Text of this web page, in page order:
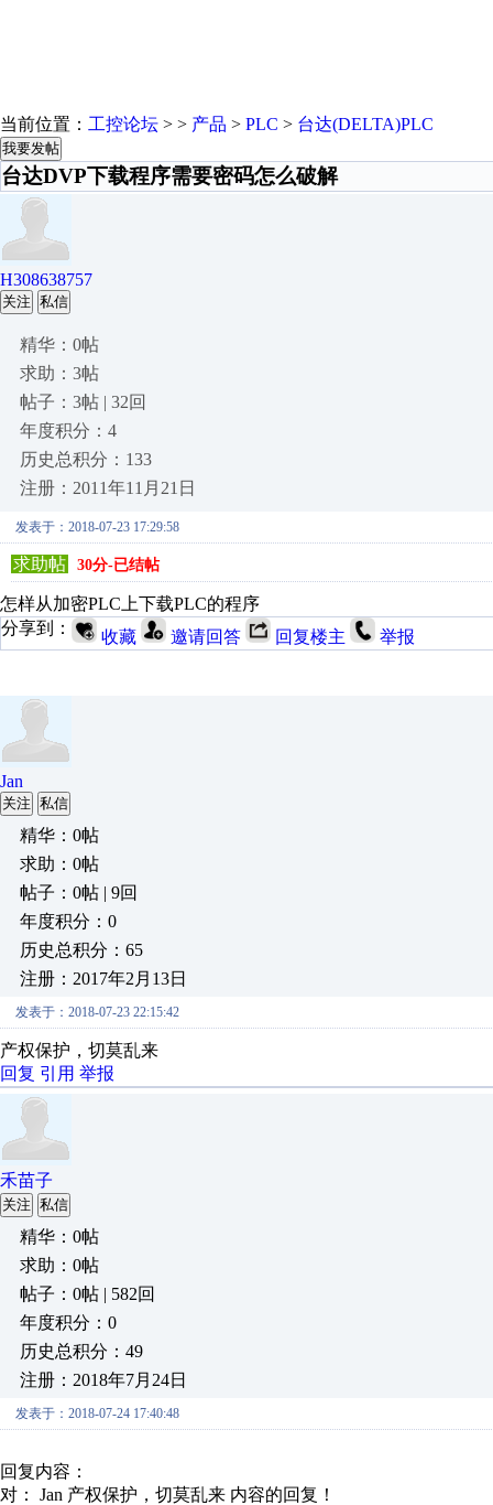
当前位置： 工控论坛 > > 产品 > PLC > 台达(DELTA)PLC
我要发帖
台达DVP下载程序需要密码怎么破解
H308638757
关注 私信
精华：0帖
求助：3帖
帖子：3帖 | 32回
年度积分：4
历史总积分：133
注册：2011年11月21日
发表于：2018-07-23 17:29:58
求助帖 30分-已结帖
怎样从加密PLC上下载PLC的程序
分享到：
收藏 邀请回答 回复楼主 举报
Jan
关注 私信
精华：0帖
求助：0帖
帖子：0帖 | 9回
年度积分：0
历史总积分：65
注册：2017年2月13日
发表于：2018-07-23 22:15:42
产权保护，切莫乱来
回复 引用 举报
禾苗子
关注 私信
精华：0帖
求助：0帖
帖子：0帖 | 582回
年度积分：0
历史总积分：49
注册：2018年7月24日
发表于：2018-07-24 17:40:48
回复内容：
对： Jan 产权保护，切莫乱来 内容的回复！